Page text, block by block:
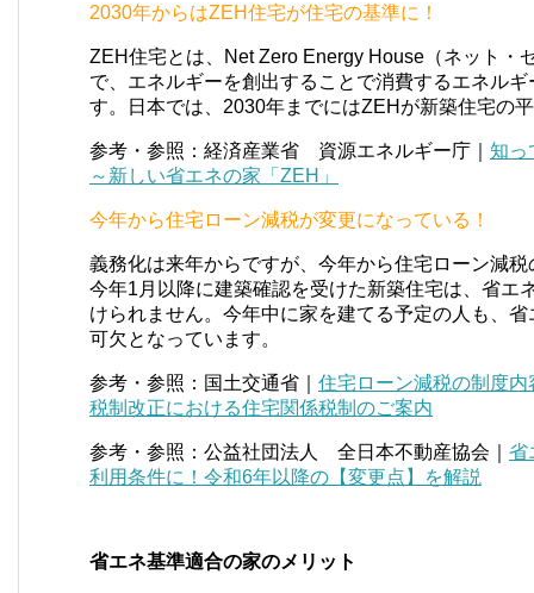
2030年からはZEH住宅が住宅の基準に！
ZEH住宅とは、Net Zero Energy House（ネット・
で、エネルギーを創出することで消費するエネル
す。日本では、2030年までにはZEHが新築住宅の
参考・参照：経済産業省 資源エネルギー庁｜ 知っ
～新しい省エネの家「ZEH」
今年から住宅ローン減税が変更になっている！
義務化は来年からですが、今年から住宅ローン減
今年1月以降に建築確認を受けた新築住宅は、省エ
けられません。今年中に家を建てる予定の人も、
可欠となっています。
参考・参照：国土交通省｜ 住宅ローン減税の制度
税制改正における住宅関係税制のご案内
参考・参照：公益社団法人 全日本不動産協会｜ 省
利用条件に！令和6年以降の【変更点】を解説
省エネ基準適合の家のメリット